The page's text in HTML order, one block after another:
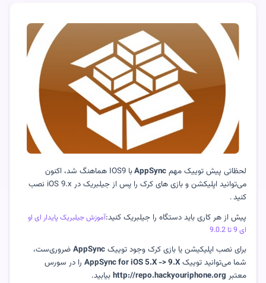
لحظاتی پیش توییک مهمAppSync
با IOS9 هماهنگ شد، اکنون
می‌توانید اپلیکشن و بازی های کرک را پس از جیلبریک در iOS 9.x نصب
کنید.
پیش از هر کاری باید دستگاه را جیلبریک کنید:آموزش جیلبریک پایدار ای او
ای 9 تا 9.0.2
برای نصب اپلیکیشن یا بازی کرک وجود توییکAppSyncضروری‌ست،
شما می‌توانید توییکAppSync for iOS 5.X -> 9.X را در سورس
معتبر http://repo.hackyouriphone.orgبیابید.